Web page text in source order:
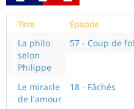
Titre Episode
La philo
selon
Philippe
57 - Coup de
Le miracle
de l'amour
18 - Fâchés